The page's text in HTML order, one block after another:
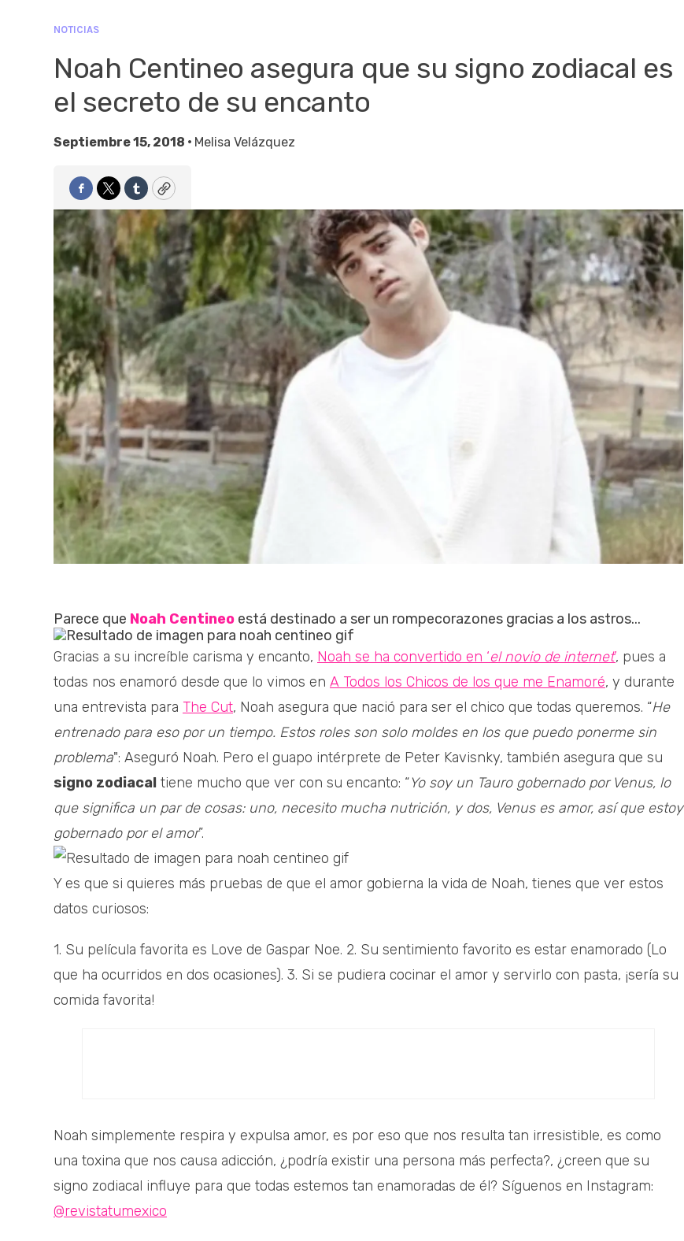
NOTICIAS
Noah Centineo asegura que su signo zodiacal es
el secreto de su encanto
Septiembre 15, 2018 • Melisa Velázquez
Facebook
TwitterTumblrCopy
Parece que Noah Centineo está destinado a ser un rompecorazones gracias a los astros...
Gracias a su increíble carisma y encanto, Noah se ha convertido en ‘el novio de internet’, pues a
todas nos enamoró desde que lo vimos en A Todos los Chicos de los que me Enamoré, y durante
una entrevista para The Cut, Noah asegura que nació para ser el chico que todas queremos. “He
entrenado para eso por un tiempo. Estos roles son solo moldes en los que puedo ponerme sin
problema": Aseguró Noah. Pero el guapo intérprete de Peter Kavisnky, también asegura que su
signo zodiacal tiene mucho que ver con su encanto: “Yo soy un Tauro gobernado por Venus, lo
que significa un par de cosas: uno, necesito mucha nutrición, y dos, Venus es amor, así que estoy
gobernado por el amor”.
Y es que si quieres más pruebas de que el amor gobierna la vida de Noah, tienes que ver estos
datos curiosos:
1. Su película favorita es Love de Gaspar Noe. 2. Su sentimiento favorito es estar enamorado (Lo
que ha ocurridos en dos ocasiones). 3. Si se pudiera cocinar el amor y servirlo con pasta, ¡sería su
comida favorita!
Noah simplemente respira y expulsa amor, es por eso que nos resulta tan irresistible, es como
una toxina que nos causa adicción, ¿podría existir una persona más perfecta?, ¿creen que su
signo zodiacal influye para que todas estemos tan enamoradas de él? Síguenos en Instagram:
@revistatumexico